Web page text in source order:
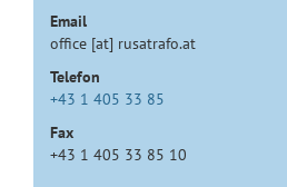
Email
office [at] rusatrafo.at
Telefon
+43 1 405 33 85
Fax
+43 1 405 33 85 10